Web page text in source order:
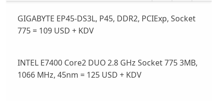
GIGABYTE EP45-DS3L, P45, DDR2, PCIExp, Socket
775 = 109 USD + KDV
INTEL E7400 Core2 DUO 2.8 GHz Socket 775 3MB,
1066 MHz, 45nm = 125 USD + KDV